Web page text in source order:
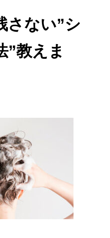
さない”シ
”教えま